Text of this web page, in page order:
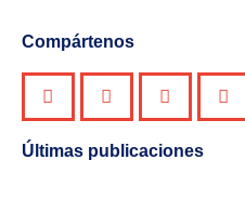
Compártenos
Últimas publicaciones